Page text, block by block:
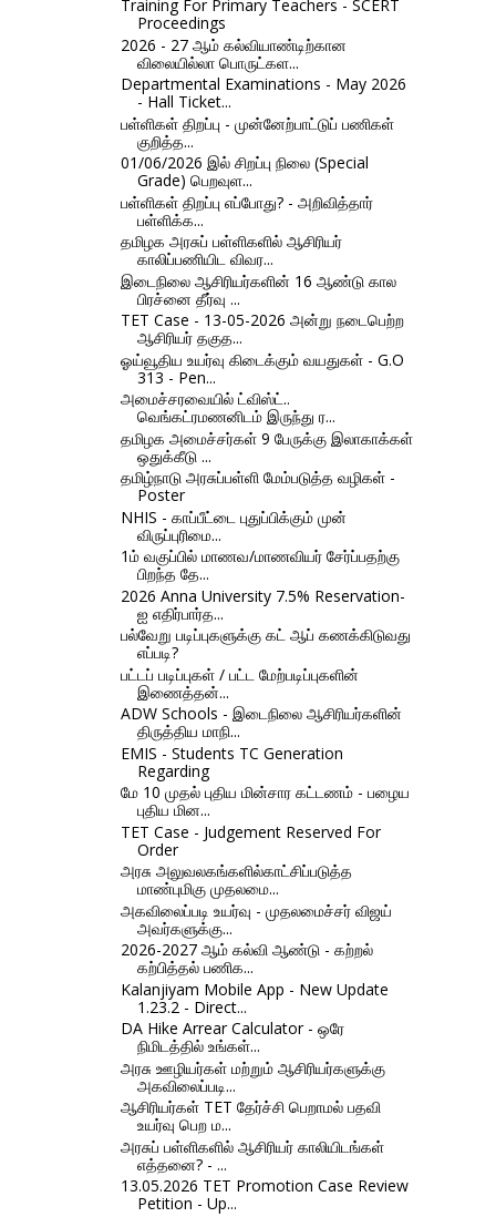
Training For Primary Teachers - SCERT
Proceedings
2026 - 27 ஆம் கல்வியாண்டிற்கான
விலையில்லா பொருட்கள...
Departmental Examinations - May 2026
- Hall Ticket...
பள்ளிகள் திறப்பு - முன்னேற்பாட்டுப் பணிகள்
குறித்த...
01/06/2026 இல் சிறப்பு நிலை (Special
Grade) பெறவுள...
பள்ளிகள் திறப்பு எப்போது? - அறிவித்தார்
பள்ளிக்க...
தமிழக அரசுப் பள்ளிகளில் ஆசிரியர்
காலிப்பணியிட விவர...
இடைநிலை ஆசிரியர்களின் 16 ஆண்டு கால
பிரச்னை தீர்வு ...
TET Case - 13-05-2026 அன்று நடைபெற்ற
ஆசிரியர் தகுத...
ஓய்வூதிய உயர்வு கிடைக்கும் வயதுகள் - G.O
313 - Pen...
அமைச்சரவையில் ட்விஸ்ட்..
வெங்கட்ரமணனிடம் இருந்து ர...
தமிழக அமைச்சர்கள் 9 பேருக்கு இலாகாக்கள்
ஒதுக்கீடு ...
தமிழ்நாடு அரசுப்பள்ளி மேம்படுத்த வழிகள் -
Poster
NHIS - காப்பீட்டை புதுப்பிக்கும் முன்
விருப்புரிமை...
1ம் வகுப்பில் மாணவ/மாணவியர் சேர்ப்பதற்கு
பிறந்த தே...
2026 Anna University 7.5% Reservation-
ஐ எதிர்பார்த...
பல்வேறு படிப்புகளுக்கு கட் ஆப் கணக்கிடுவது
எப்படி?
பட்டப் படிப்புகள் / பட்ட மேற்படிப்புகளின்
இணைத்தன்...
ADW Schools - இடைநிலை ஆசிரியர்களின்
திருத்திய மாநி...
EMIS - Students TC Generation
Regarding
மே 10 முதல் புதிய மின்சார கட்டணம் - பழைய
புதிய மின...
TET Case - Judgement Reserved For
Order
அரசு அலுவலகங்களில்காட்சிப்படுத்த
மாண்புமிகு முதலமை...
அகவிலைப்படி உயர்வு - முதலமைச்சர் விஜய்
அவர்களுக்கு...
2026-2027 ஆம் கல்வி ஆண்டு - கற்றல்
கற்பித்தல் பணிக...
Kalanjiyam Mobile App - New Update
1.23.2 - Direct...
DA Hike Arrear Calculator - ஒரே
நிமிடத்தில் உங்கள்...
அரசு ஊழியர்கள் மற்றும் ஆசிரியர்களுக்கு
அகவிலைப்படி...
ஆசிரியர்கள் TET தேர்ச்சி பெறாமல் பதவி
உயர்வு பெற ம...
அரசுப் பள்ளிகளில் ஆசிரியர் காலியிடங்கள்
எத்தனை? - ...
13.05.2026 TET Promotion Case Review
Petition - Up...